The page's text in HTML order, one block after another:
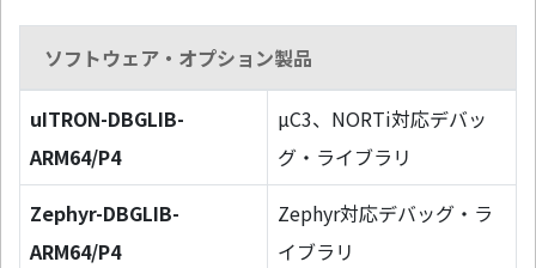
ソフトウェア・オプション製品
uITRON-DBGLIB-
ARM64/P4
µC3、NORTi対応デバッ
グ・ライブラリ
Zephyr-DBGLIB-
ARM64/P4
Zephyr対応デバッグ・ラ
イブラリ